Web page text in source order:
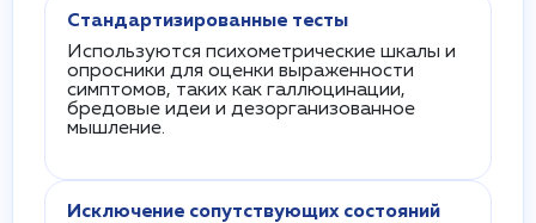
Стандартизированные тесты
Используются психометрические шкалы и
опросники для оценки выраженности
симптомов, таких как галлюцинации,
бредовые идеи и дезорганизованное
мышление.
Исключение сопутствующих состояний